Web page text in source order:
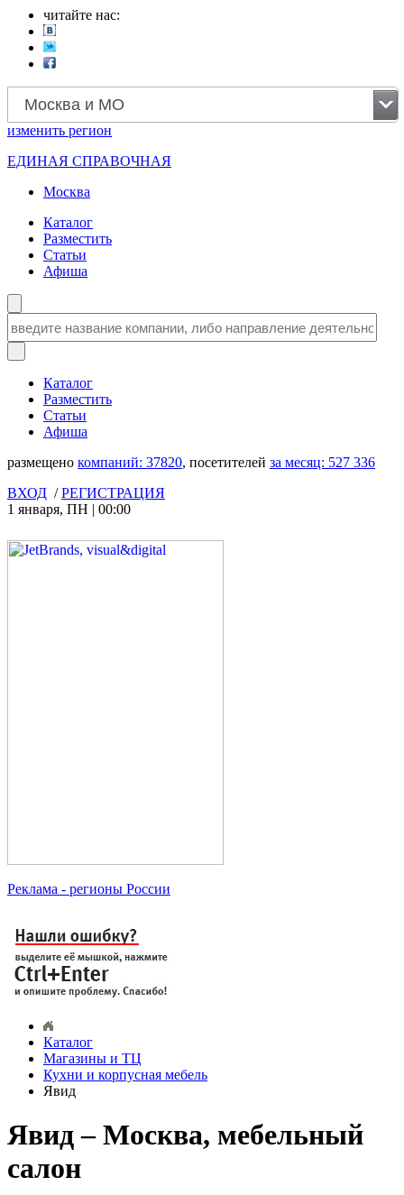
читайте нас:
Москва и МО
изменить регион
ЕДИНАЯ СПРАВОЧНАЯ
Москва
Каталог
Разместить
Статьи
Афиша
Каталог
Разместить
Статьи
Афиша
размещено компаний: 37820, посетителей за месяц: 527 336
ВХОД /РЕГИСТРАЦИЯ
1 января, ПН | 00:00
Реклама - регионы России
Каталог
Магазины и ТЦ
Кухни и корпусная мебель
Явид
Явид – Москва, мебельный
салон